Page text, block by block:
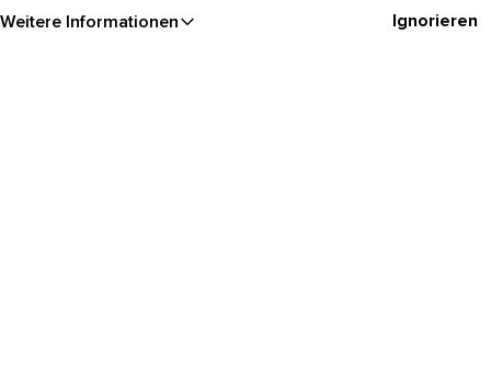
Weitere Informationen Ignorieren